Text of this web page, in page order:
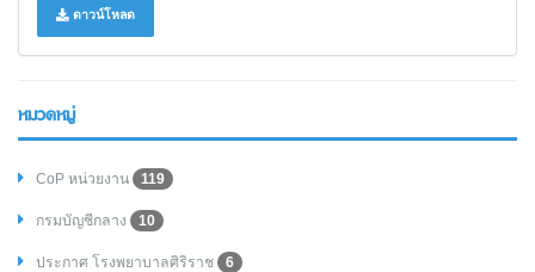
ดาวน์โหลด
หมวดหมู่
CoP หน่วยงาน 119
กรมบัญชีกลาง 10
ประกาศ โรงพยาบาลศิริราช 6